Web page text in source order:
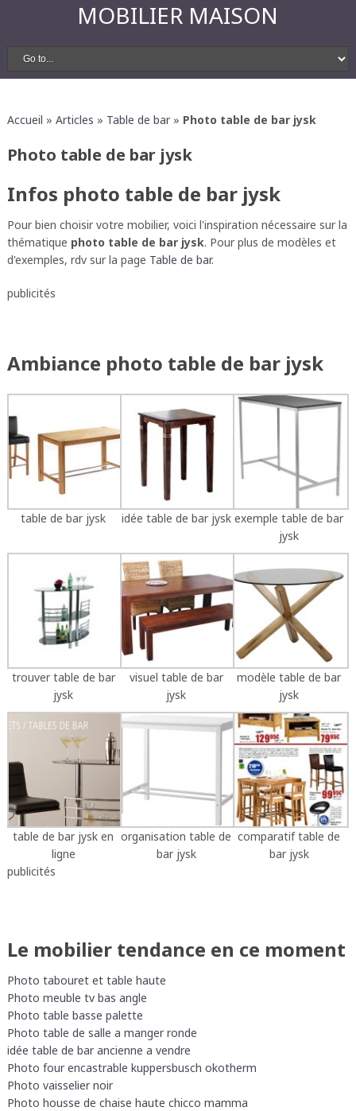
MOBILIER MAISON
Accueil » Articles » Table de bar» Photo table de bar jysk
Photo table de bar jysk
Infos photo table de bar jysk
Pour bien choisir votre mobilier, voici l'inspiration nécessaire sur la
thématique photo table de bar jysk. Pour plus de modèles et
d'exemples, rdv sur la page Table de bar.
publicités
Ambiance photo table de bar jysk
table de bar jysk idée table de bar jysk exemple table de bar
jysk
trouver table de bar
jysk
visuel table de bar
jysk
modèle table de bar
jysk
table de bar jysk en
ligne
organisation table de
bar jysk
comparatif table de
bar jysk
publicités
Le mobilier tendance en ce moment
Photo tabouret et table haute
Photo meuble tv bas angle
Photo table basse palette
Photo table de salle a manger ronde
idée table de bar ancienne a vendre
Photo four encastrable kuppersbusch okotherm
Photo vaisselier noir
Photo housse de chaise haute chicco mamma